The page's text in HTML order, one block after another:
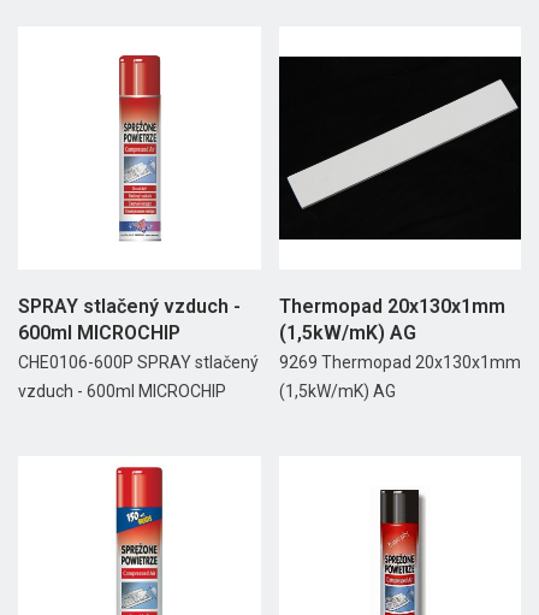
SPRAY stlačený vzduch -
600ml MICROCHIP
CHE0106-600P SPRAY stlačený
vzduch - 600ml MICROCHIP
Thermopad 20x130x1mm
(1,5kW/mK) AG
9269 Thermopad 20x130x1mm
(1,5kW/mK) AG